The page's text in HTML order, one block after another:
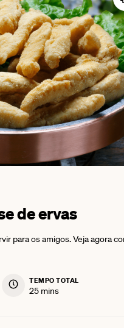
de ervas
para os amigos. Veja agora
TEMPO TOTAL
25minutes
mins